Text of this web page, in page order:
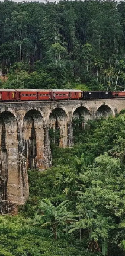
la India, no uno, ni dos,
700 templos, viaja a la
a muchos templos
al mar, el Templo Konark
famosos que cuenta
sobre el origen de la
para aquellos que tienen
autopistas en Orissa
excepcionalmente
explorado.
que hemos hecho
India: y si quieres